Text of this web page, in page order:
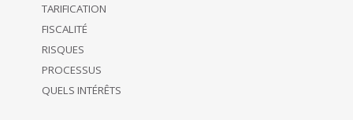
TARIFICATION
FISCALITÉ
RISQUES
PROCESSUS
QUELS INTÉRÊTS